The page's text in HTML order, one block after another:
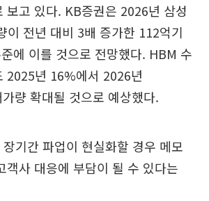
보고 있다. KB증권은 2026년 삼성
이 전년 대비 3배 증가한 112억기
에 이를 것으로 전망했다. HBM 수
2025년 16%에서 2026년
량 확대될 것으로 예상했다.
기간 파업이 현실화할 경우 메모
객사 대응에 부담이 될 수 있다는